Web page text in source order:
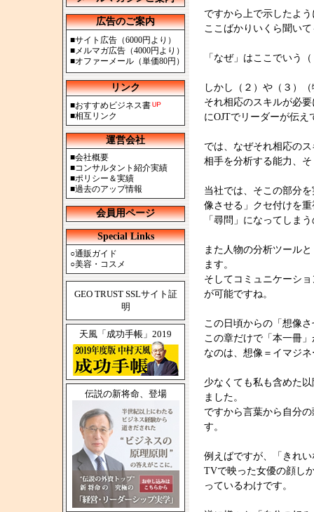
広告のご案内
■サイト広告（6000円より）
■メルマガ広告（4000円より）
■オファーメール（単価80円）
リンク
■おすすめビジネス書
■相互リンク
運営会社
■会社概要
■コンサルタント紹介実績
■ポリシー＆実績
■過去のアップ情報
会員用ページ
Special Links
○通販ガイド
○美容・コスメ
GEO TRUST SSLサイト証
明
天風「成功手帳」2019
伝説の新将命、登場
ですから上で示したよ
ここばかりいくら聞い
「なぜ」はここでいう
しかし（２）や（３）
それ相応のスキルが必
にOJTでリーダーが伝
では、なぜそれ相応の
相手を分析する能力、
当社では、そこの部分
像させる」クセ付けを
「尋問」になってしま
また人物の分析ツール
ます。
そしてコミュニケーシ
が可能ですね。
この日頃からの「想像
この章だけで「本一冊
なのは、想像＝イマジ
少なくても私も含めた
ました。
ですから言葉から自分
す。
例えばですが、「きれ
TVで映った女優の顔し
っているわけです。